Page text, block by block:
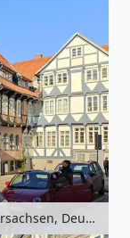
Fachwerkhäuser in Wolfenbüttel, Niedersachsen, Deutschland